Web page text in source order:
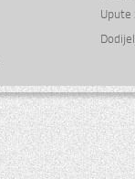
Upute